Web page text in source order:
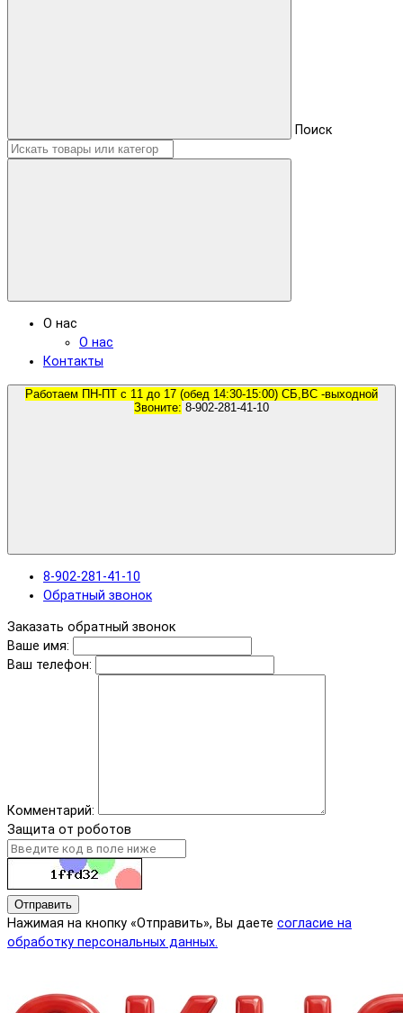
Поиск
О нас
О нас
Контакты
Работаем ПН-ПТ с 11 до 17 (обед 14:30-15:00) СБ,ВС -выходной
Звоните:
8-902-281-41-10
Обратный звонок
Заказать обратный звонок
Ваше имя:
Ваш телефон:
Комментарий:
Защита от роботов
Отправить
Нажимая на кнопку «Отправить», Вы даете согласие на
обработку персональных данных.